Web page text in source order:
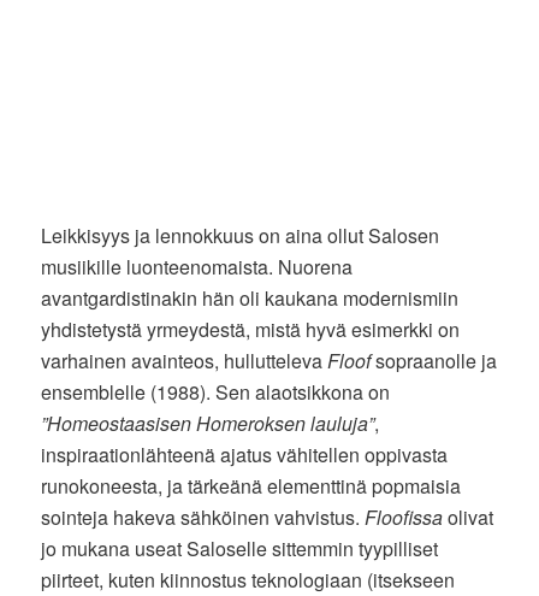
Leikkisyys ja lennokkuus on aina ollut Salosen
musiikille luonteenomaista. Nuorena
avantgardistinakin hän oli kaukana modernismiin
yhdistetystä yrmeydestä, mistä hyvä esimerkki on
varhainen avainteos, hulluttelevaFloofsopraanolle ja
ensemblelle (1988). Sen alaotsikkona on
”Homeostaasisen Homeroksen lauluja”,
inspiraationlähteenä ajatus vähitellen oppivasta
runokoneesta, ja tärkeänä elementtinä popmaisia
sointeja hakeva sähköinen vahvistus.Floofissaolivat
jo mukana useat Saloselle sittemmin tyypilliset
piirteet, kuten kiinnostus teknologiaan (itsekseen